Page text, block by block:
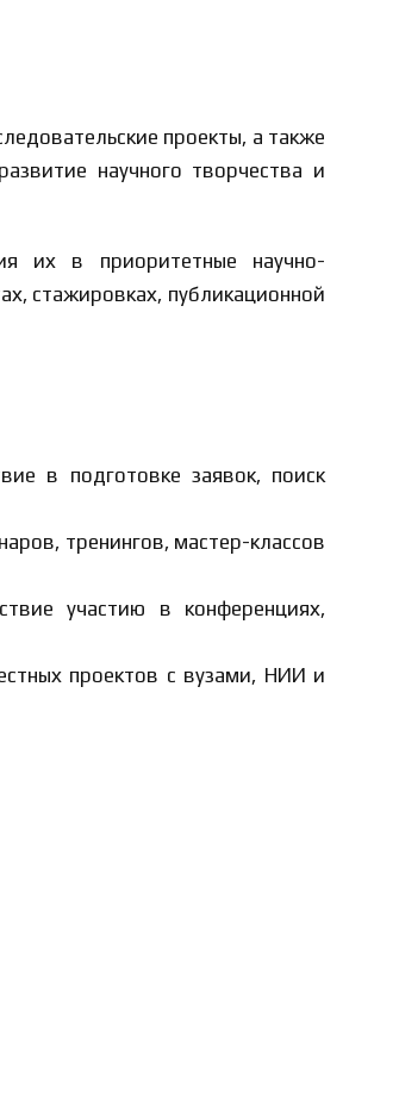
проекты, а также
научного творчества и
их в приоритетные научно-
стажировках, публикационной
в подготовке заявок, поиск
тренингов, мастер-классов
участию в конференциях,
проектов с вузами, НИИ и